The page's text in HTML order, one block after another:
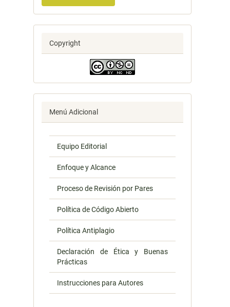
Copyright
Menú Adicional
Equipo Editorial
Enfoque y Alcance
Proceso de Revisión por Pares
Política de Código Abierto
Política Antiplagio
Declaración de Ética y Buenas
Prácticas
Instrucciones para Autores